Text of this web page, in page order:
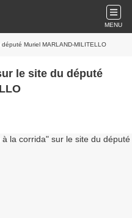
MENU
Muriel MARLAND-MILITELLO
le site du député